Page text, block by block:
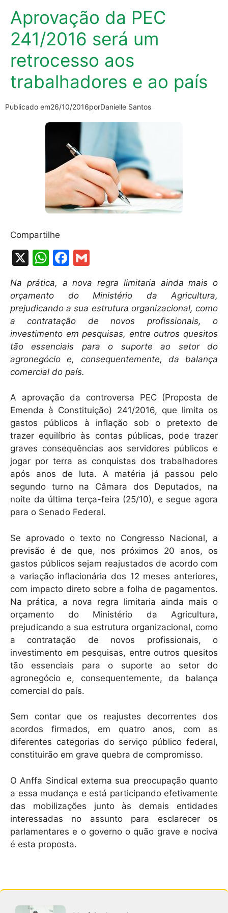
Aprovação da PEC
241/2016 será um
retrocesso aos
trabalhadores e ao país
Publicado em26/10/2016porDanielle Santos
Compartilhe
X
W
at
s
A
p
p
F
c
e
b
o
o
k
ai
l
Na prática, a nova regra limitaria ainda mais o
orçamento do Ministério da Agricultura,
prejudicando a sua estrutura organizacional, como
a contratação de novos profissionais, o
investimento em pesquisas, entre outros quesitos
tão essenciais para o suporte ao setor do
agronegócio e, consequentemente, da balança
comercial do país.
A aprovação da controversa PEC (Proposta de
Emenda à Constituição) 241/2016, que limita os
gastos públicos à inflação sob o pretexto de
trazer equilíbrio às contas públicas, pode trazer
graves consequências aos servidores públicos e
jogar por terra as conquistas dos trabalhadores
após anos de luta. A matéria já passou pelo
segundo turno na Câmara dos Deputados, na
noite da última terça-feira (25/10), e segue agora
para o Senado Federal.
Se aprovado o texto no Congresso Nacional, a
previsão é de que, nos próximos 20 anos, os
gastos públicos sejam reajustados de acordo com
a variação inflacionária dos 12 meses anteriores,
com impacto direto sobre a folha de pagamentos.
Na prática, a nova regra limitaria ainda mais o
orçamento do Ministério da Agricultura,
prejudicando a sua estrutura organizacional, como
a contratação de novos profissionais, o
investimento em pesquisas, entre outros quesitos
tão essenciais para o suporte ao setor do
agronegócio e, consequentemente, da balança
comercial do país.
Sem contar que os reajustes decorrentes dos
acordos firmados, em quatro anos, com as
diferentes categorias do serviço público federal,
constituirão em grave quebra de compromisso.
O Anffa Sindical externa sua preocupação quanto
a essa mudança e está participando efetivamente
das mobilizações junto às demais entidades
interessadas no assunto para esclarecer os
parlamentares e o governo o quão grave e nociva
é esta proposta.